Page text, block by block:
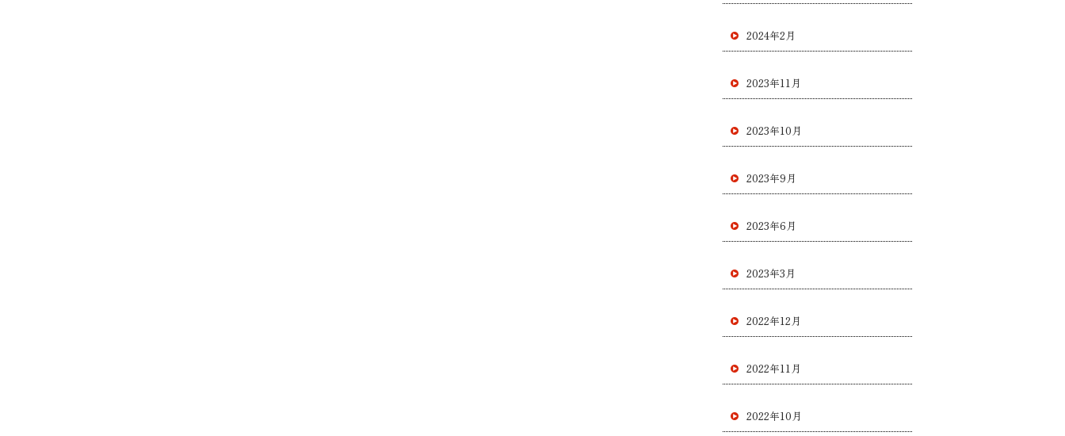
2024年2月
2023年11月
2023年10月
2023年9月
2023年6月
2023年3月
2022年12月
2022年11月
2022年10月